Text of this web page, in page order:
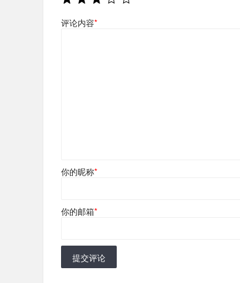
评论内容*
你的昵称*
你的邮箱*
提交评论